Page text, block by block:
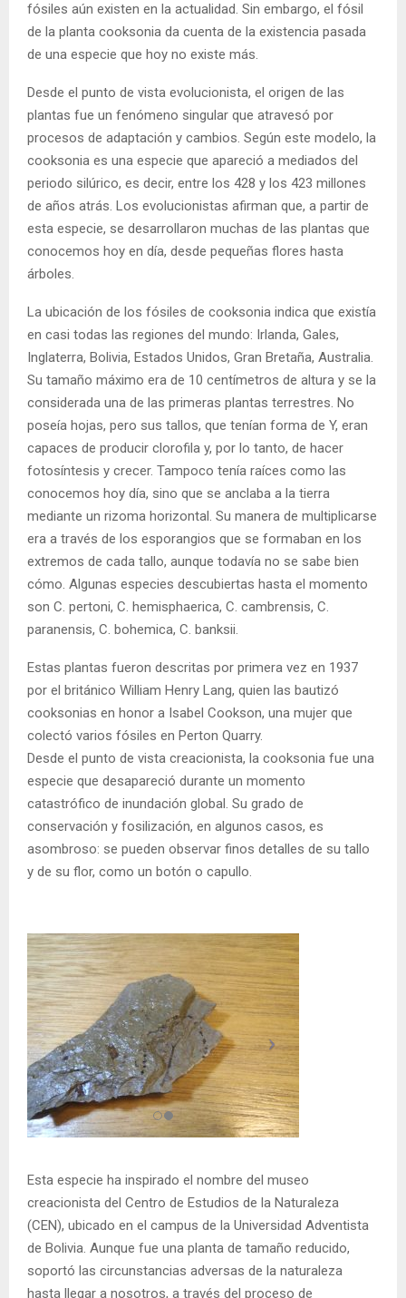
fósiles aún existen en la actualidad. Sin embargo, el fósil
de la planta cooksonia da cuenta de la existencia pasada
de una especie que hoy no existe más.
Desde el punto de vista evolucionista, el origen de las
plantas fue un fenómeno singular que atravesó por
procesos de adaptación y cambios. Según este modelo, la
cooksonia es una especie que apareció a mediados del
periodo silúrico, es decir, entre los 428 y los 423 millones
de años atrás. Los evolucionistas afirman que, a partir de
esta especie, se desarrollaron muchas de las plantas que
conocemos hoy en día, desde pequeñas flores hasta
árboles.
La ubicación de los fósiles de cooksonia indica que existía
en casi todas las regiones del mundo: Irlanda, Gales,
Inglaterra, Bolivia, Estados Unidos, Gran Bretaña, Australia.
Su tamaño máximo era de 10 centímetros de altura y se la
considerada una de las primeras plantas terrestres. No
poseía hojas, pero sus tallos, que tenían forma de Y, eran
capaces de producir clorofila y, por lo tanto, de hacer
fotosíntesis y crecer. Tampoco tenía raíces como las
conocemos hoy día, sino que se anclaba a la tierra
mediante un rizoma horizontal. Su manera de multiplicarse
era a través de los esporangios que se formaban en los
extremos de cada tallo, aunque todavía no se sabe bien
cómo. Algunas especies descubiertas hasta el momento
son C. pertoni, C. hemisphaerica, C. cambrensis, C.
paranensis, C. bohemica, C. banksii.
Estas plantas fueron descritas por primera vez en 1937
por el británico William Henry Lang, quien las bautizó
cooksonias en honor a Isabel Cookson, una mujer que
colectó varios fósiles en Perton Quarry.
Desde el punto de vista creacionista, la cooksonia fue una
especie que desapareció durante un momento
catastrófico de inundación global. Su grado de
conservación y fosilización, en algunos casos, es
asombroso: se pueden observar finos detalles de su tallo
y de su flor, como un botón o capullo.
Esta especie ha inspirado el nombre del museo
creacionista del Centro de Estudios de la Naturaleza
(CEN), ubicado en el campus de la Universidad Adventista
de Bolivia. Aunque fue una planta de tamaño reducido,
soportó las circunstancias adversas de la naturaleza
hasta llegar a nosotros, a través del proceso de